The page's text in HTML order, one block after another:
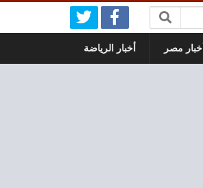
أخبار مصر أخبار الرياضة